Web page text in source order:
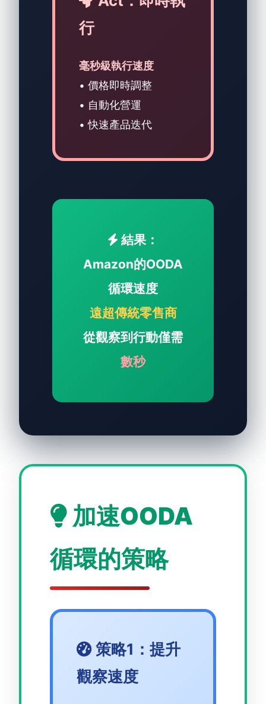
行
毫秒級執行速度
• 價格即時調整
• 自動化營運
• 快速產品迭代
結果：
Amazon的OODA
循環速度
遠超傳統零售商
從觀察到行動僅需
數秒
加速OODA
循環的策略
策略1：提升
觀察速度